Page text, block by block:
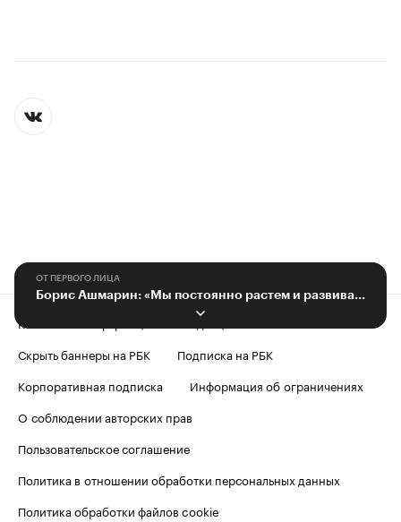
ОТ ПЕРВОГО ЛИЦА
Контактная информация
Редакция
Скрыть баннеры на РБК
Подписка на РБК
Корпоративная подписка
Информация об ограничениях
О соблюдении авторских прав
Пользовательское соглашение
Политика в отношении обработки персональных данных
Политика обработки файлов cookie